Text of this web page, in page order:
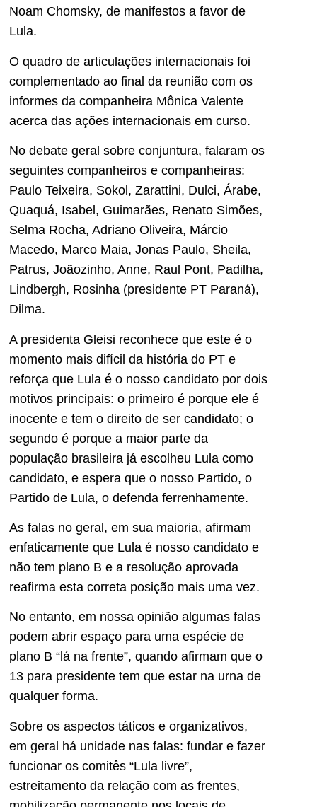
Noam Chomsky, de manifestos a favor de
Lula.
O quadro de articulações internacionais foi
complementado ao final da reunião com os
informes da companheira Mônica Valente
acerca das ações internacionais em curso.
No debate geral sobre conjuntura, falaram os
seguintes companheiros e companheiras:
Paulo Teixeira, Sokol, Zarattini, Dulci, Árabe,
Quaquá, Isabel, Guimarães, Renato Simões,
Selma Rocha, Adriano Oliveira, Márcio
Macedo, Marco Maia, Jonas Paulo, Sheila,
Patrus, Joãozinho, Anne, Raul Pont, Padilha,
Lindbergh, Rosinha (presidente PT Paraná),
Dilma.
A presidenta Gleisi reconhece que este é o
momento mais difícil da história do PT e
reforça que Lula é o nosso candidato por dois
motivos principais: o primeiro é porque ele é
inocente e tem o direito de ser candidato; o
segundo é porque a maior parte da
população brasileira já escolheu Lula como
candidato, e espera que o nosso Partido, o
Partido de Lula, o defenda ferrenhamente.
As falas no geral, em sua maioria, afirmam
enfaticamente que Lula é nosso candidato e
não tem plano B e a resolução aprovada
reafirma esta correta posição mais uma vez.
No entanto, em nossa opinião algumas falas
podem abrir espaço para uma espécie de
plano B “lá na frente”, quando afirmam que o
13 para presidente tem que estar na urna de
qualquer forma.
Sobre os aspectos táticos e organizativos,
em geral há unidade nas falas: fundar e fazer
funcionar os comitês “Lula livre”,
estreitamento da relação com as frentes,